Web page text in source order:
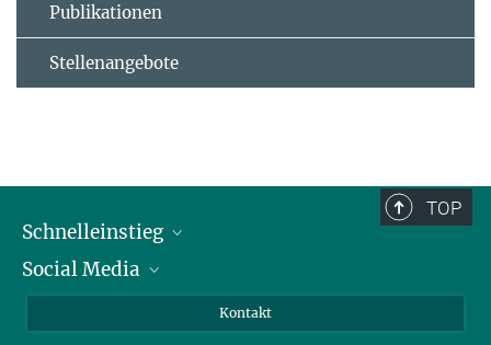
Publikationen
Stellenangebote
TOP
Schnelleinstieg
Alumni
Social Media
Kontakt